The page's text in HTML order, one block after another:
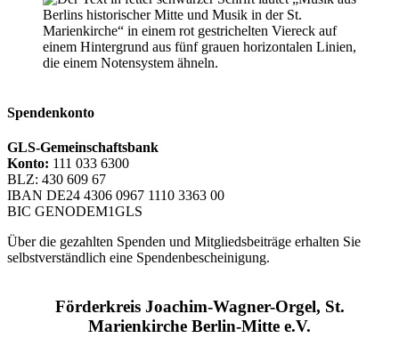
Spendenkonto
GLS-Gemeinschaftsbank
Konto: 111 033 6300
BLZ: 430 609 67
IBAN DE24 4306 0967 1110 3363 00
BIC GENODEM1GLS
Über die gezahlten Spenden und Mitgliedsbeiträge erhalten Sie
selbstverständlich eine Spendenbescheinigung.
Förderkreis Joachim-Wagner-Orgel, St.
Marienkirche Berlin-Mitte e.V.